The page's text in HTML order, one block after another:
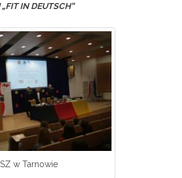
„FIT IN DEUTSCH”
w Tarnowie